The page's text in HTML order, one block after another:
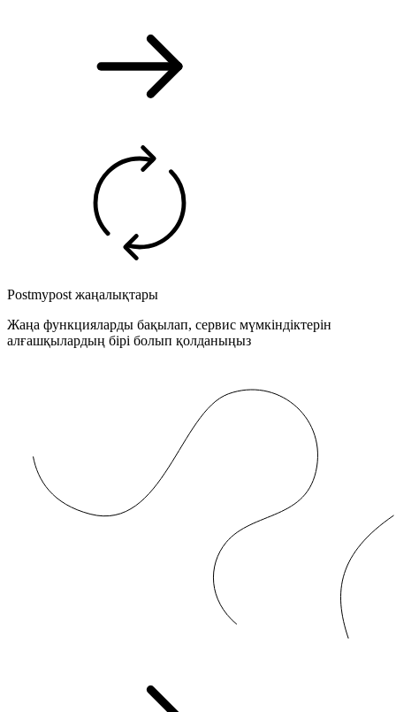
Postmypost жаңалықтары
Жаңа функцияларды бақылап, сервис мүмкіндіктерін
алғашқылардың бірі болып қолданыңыз